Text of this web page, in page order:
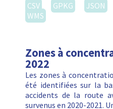
CSV
GPKG JSON
WMS
Zones à
2022
Les zones à
été identifiées sur la
accidents de la route
survenus en 2020-2021.